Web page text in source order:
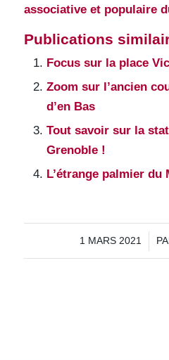
associative et populaire
Publications
Focus sur la place
Zoom sur l’ancien
d’en Bas
Tout savoir sur la
Grenoble !
L’étrange palmier du
1 MARS 2021
/